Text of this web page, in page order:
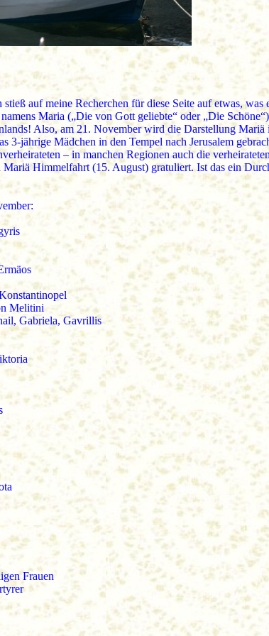
auf meine Recherchen für diese Seite auf etwas,
Maria („Die von Gott geliebte“ oder „Die
Also, am 21. November wird die Darstellung
3-jährige Mädchen in den Tempel nach Jerusalem
– in manchen Regionen auch die
Himmelfahrt (15. August) gratuliert. Ist das ein
Melitini
Gabriela, Gavrillis
Frauen